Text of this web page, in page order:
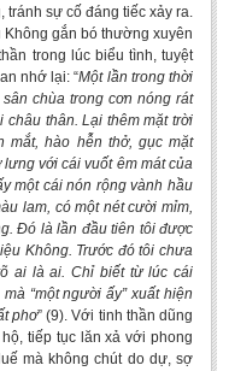
sự cố đáng tiếc xảy ra.
gắn bó thường xuyên
trong lúc biểu tình, tuyệt
nhớ lại: “Một lần trong thời
chùa trong cơn nóng rát
thân. Lại thêm mặt trời
mắt, hào hễn thở, gục mặt
với cái vuốt êm mát của
một cái nón rộng vành hầu
lam, có một nét cười mỉm,
Đó là lần đầu tiên tôi được
Không. Trước đó tôi chưa
ai là ai. Chỉ biết từ lúc cái
“một người ấy” xuất hiện
phơ” (9). Với tinh thần dũng
tiếp tục lăn xả với phong
mà không chút do dự, sợ